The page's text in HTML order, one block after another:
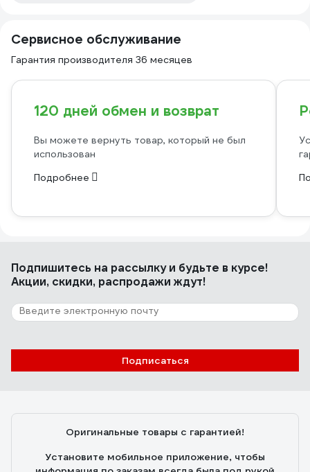
Сервисное обслуживание
Гарантия производителя 36 месяцев
120 дней обмен и возврат
Вы можете вернуть товар, который не был
использован
Подробнее
Подпишитесь на рассылкуи будьте в курсе!
Акции, скидки, распродажи ждут!
Подписаться
Оригинальные товары с гарантией!
Установите мобильное приложение, чтобы